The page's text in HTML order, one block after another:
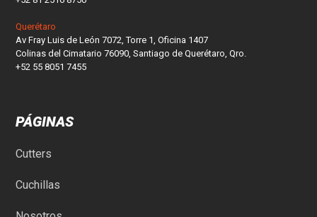
Querétaro
Av Fray Luis de León 7072, Torre 1, Oficina 1407
Colinas del Cimatario 76090, Santiago de Querétaro, Qro.
+52 55 8051 7455
PÁGINAS
Cutters
Cuchillas